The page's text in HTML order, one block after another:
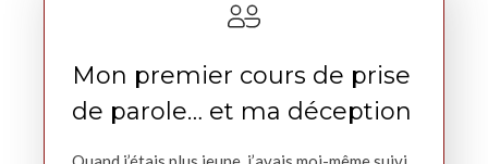
Mon premier cours de prise
de parole… et ma déception